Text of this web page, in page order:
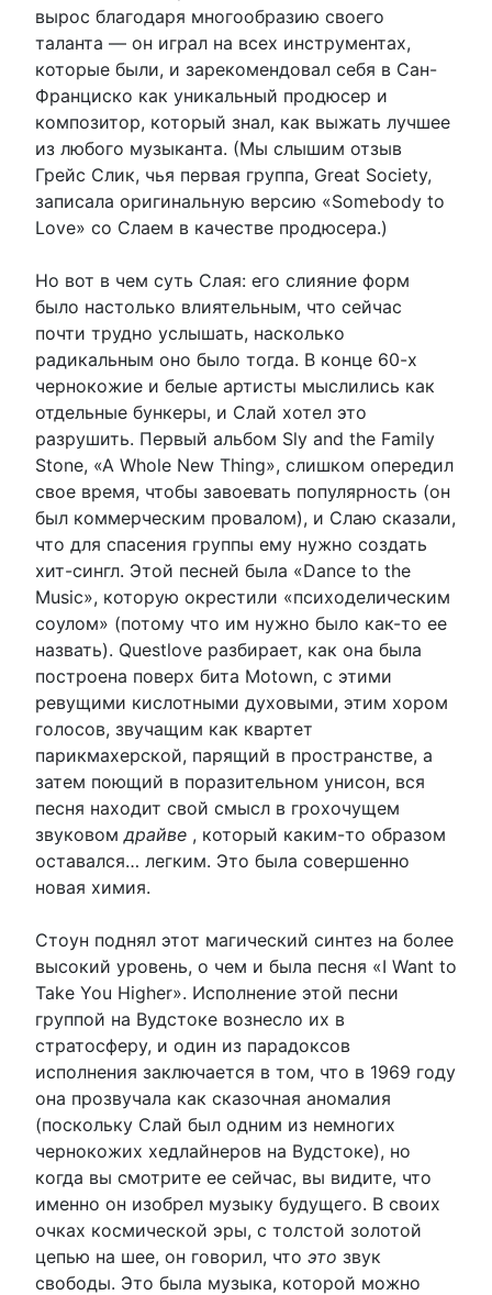
вырос благодаря многообразию своего
таланта — он играл на всех инструментах,
которые были, и зарекомендовал себя в Сан-
Франциско как уникальный продюсер и
композитор, который знал, как выжать лучшее
из любого музыканта. (Мы слышим отзыв
Грейс Слик, чья первая группа, Great Society,
записала оригинальную версию «Somebody to
Love» со Слаем в качестве продюсера.)
Но вот в чем суть Слая: его слияние форм
было настолько влиятельным, что сейчас
почти трудно услышать, насколько
радикальным оно было тогда. В конце 60-х
чернокожие и белые артисты мыслились как
отдельные бункеры, и Слай хотел это
разрушить. Первый альбом Sly and the Family
Stone, «A Whole New Thing», слишком опередил
свое время, чтобы завоевать популярность (он
был коммерческим провалом), и Слаю сказали,
что для спасения группы ему нужно создать
хит-сингл. Этой песней была «Dance to the
Music», которую окрестили «психоделическим
соулом» (потому что им нужно было как-то ее
назвать). Questlove разбирает, как она была
построена поверх бита Motown, с этими
ревущими кислотными духовыми, этим хором
голосов, звучащим как квартет
парикмахерской, парящий в пространстве, а
затем поющий в поразительном унисон, вся
песня находит свой смысл в грохочущем
звуковом драйве , который каким-то образом
оставался… легким. Это была совершенно
новая химия.
Стоун поднял этот магический синтез на более
высокий уровень, о чем и была песня «I Want to
Take You Higher». Исполнение этой песни
группой на Вудстоке вознесло их в
стратосферу, и один из парадоксов
исполнения заключается в том, что в 1969 году
она прозвучала как сказочная аномалия
(поскольку Слай был одним из немногих
чернокожих хедлайнеров на Вудстоке), но
когда вы смотрите ее сейчас, вы видите, что
именно он изобрел музыку будущего. В своих
очках космической эры, с толстой золотой
цепью на шее, он говорил, что это звук
свободы. Это была музыка, которой можно